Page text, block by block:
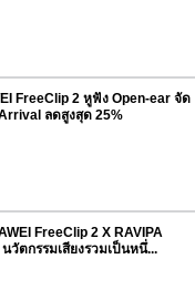
FreeClip 2 หูฟัง Open-ear จัด
ลดสูงสุด 25%
FreeClip 2 X RAVIPA
ตกรรมเสียงรวมเป็นหนึ่...